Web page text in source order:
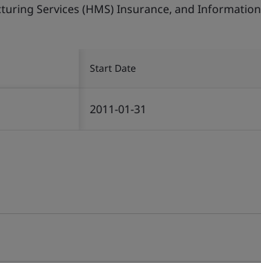
Services (HMS) Insurance, and Information
Start Date
2011-01-31